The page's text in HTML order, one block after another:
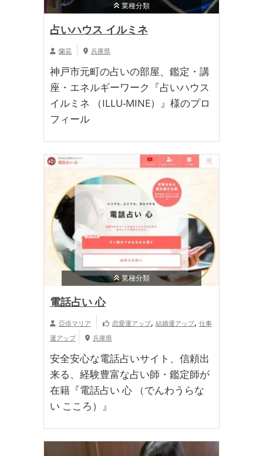
業種分類
占いハウス イルミネ
蘭花 兵庫県
神戸市元町の占いの部屋、鑑定・講
座・エネルギーワーク『占いハウス
イルミネ （ILLU-MINE）』様のプロ
フィール
業種分類
電話占い 心
亞倍マリア 恋愛運アップ, 結婚運アップ, 仕事
運アップ
兵庫県
安全安心な電話占いサイト、信頼出
来る、経験豊富な占い師・鑑定師が
在籍『電話占い 心 （でんわうらな
い こころ）』